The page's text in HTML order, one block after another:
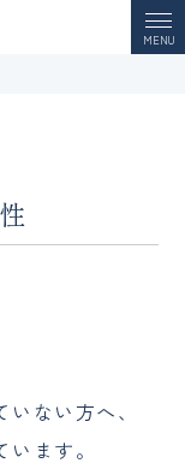
MENU
ない方へ、
ます。